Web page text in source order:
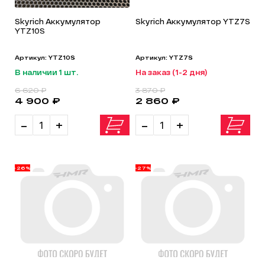
Skyrich Аккумулятор
YTZ10S
Артикул: YTZ10S
В наличии 1 шт.
- +
4 900 ₽
6 620 ₽
Skyrich Аккумулятор YTZ7S
Артикул: YTZ7S
На заказ (1-2 дня)
- +
2 860 ₽
3 870 ₽
-26% -27%